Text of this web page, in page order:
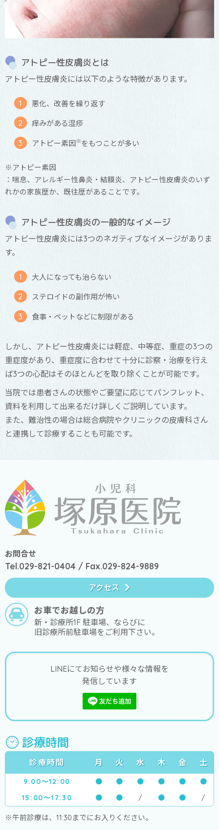
アトピー性皮膚炎とは
アトピー性皮膚炎には以下のような特徴があります。
悪化、改善を繰り返す
痒みがある湿疹
アトピー素因※をもつことが多い
※アトピー素因
：喘息、アレルギー性鼻炎・結膜炎、アトピー性皮膚炎のいず
れかの家族歴か、既往歴があることです。
アトピー性皮膚炎の一般的なイメージ
アトピー性皮膚炎には3つのネガティブなイメージがありま
す。
大人になっても治らない
ステロイドの副作用が怖い
食事・ペットなどに制限がある
しかし、アトピー性皮膚炎には軽症、中等症、重症の3つの
重症度があり、 重症度に合わせて十分に診察・治療を行え
ば3つの心配はそのほとんどを取り除くことが可能です。
当院では患者さんの状態やご要望に応じてパンフレット、
資料を利用して出来るだけ詳しくご説明しています。
また、難治性の場合は総合病院やクリニックの皮膚科さん
と連携して診療することも可能です。
お問合せ
Tel.029-821-0404 / Fax.029-824-9889
アクセス
お車でお越しの方
新・診療所1F 駐車場、ならびに
旧診療所前駐車場をご利用下さい。
LINEにてお知らせや様々な情報を
発信しています
診療時間
診療時間 月 火 水 木 金 土
9:00～12:00 ● ● ● ● ●
●
15:00～17:30
● ● / ● ● /
※午前診療は、11:30までにお入りください。